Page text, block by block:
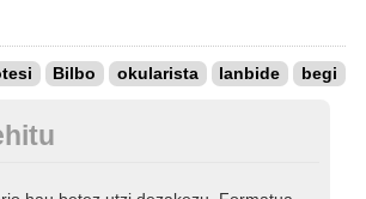
Bilbo okularista lanbide begi